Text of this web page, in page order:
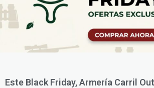
Este Black Friday, Armería Carril